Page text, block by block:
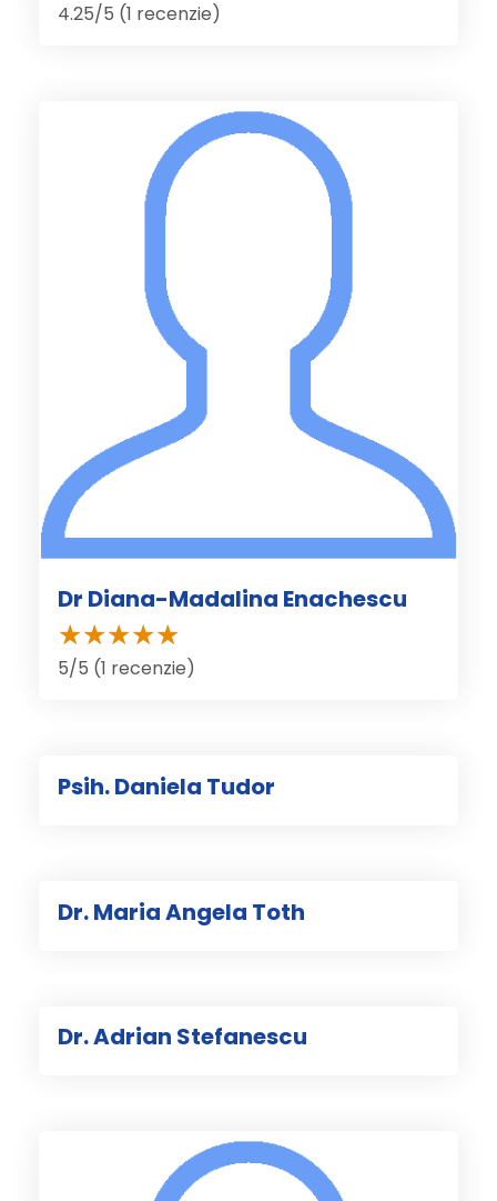
4.25/5 (1 recenzie)
Dr Diana-Madalina Enachescu
5/5 (1 recenzie)
Psih. Daniela Tudor
Dr. Maria Angela Toth
Dr. Adrian Stefanescu